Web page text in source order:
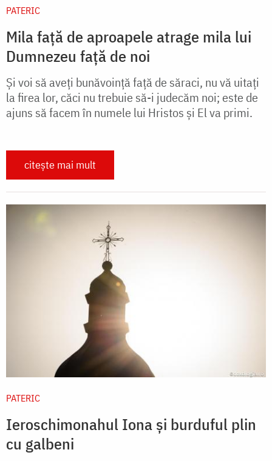
PATERIC
Mila față de aproapele atrage mila lui
Dumnezeu față de noi
Și voi să aveţi bunăvoinţă faţă de săraci, nu vă uitaţi
la firea lor, căci nu trebuie să-i judecăm noi; este de
ajuns să facem în numele lui Hristos şi El va primi.
citește mai mult
PATERIC
Ieroschimonahul Iona și burduful plin
cu galbeni